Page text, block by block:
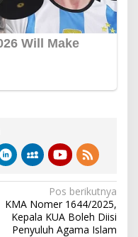
Pos berikutnya
KMA Nomer 1644/2025,
Kepala KUA Boleh Diisi
Penyuluh Agama Islam